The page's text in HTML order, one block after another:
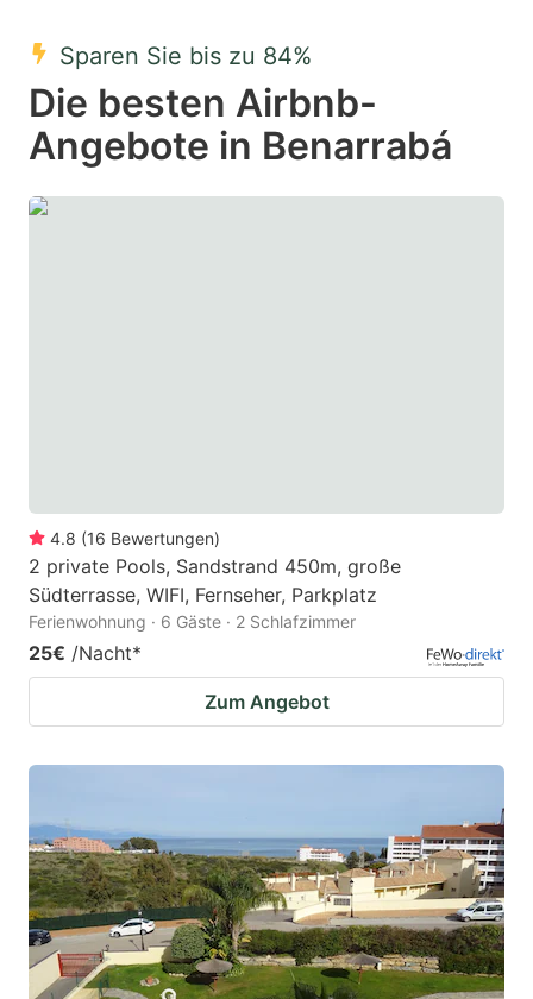
key
to
get
the
keyboard
to
get
the
keyboard
Sparen Sie bis zu 84%
Die besten Airbnb-
Angebote in Benarrabá
4.8 (16 Bewertungen)
2 private Pools, Sandstrand 450m, große
Südterrasse, WIFI, Fernseher, Parkplatz
Ferienwohnung · 6 Gäste · 2 Schlafzimmer
25€ /Nacht*
Zum Angebot